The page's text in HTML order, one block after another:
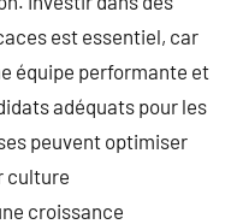
est essentiel, car
équipe performante et
adéquats pour les
peuvent optimiser
culture
croissance